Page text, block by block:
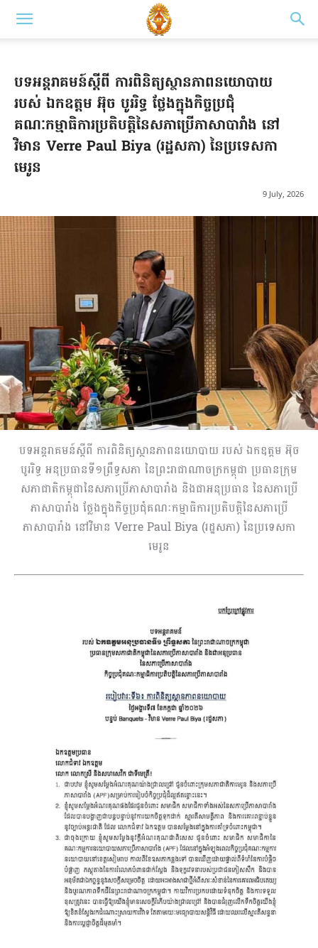
បទអន្តរាគមន៍ស្តីពី ការពិនិត្យស្ថានភាពនយោបាយ
របស់ ឯកឧត្តម អ៊ុច​ បូររិទ្ធ​ ថ្លែងក្នុងកិច្ចប្រជុំ
គណៈកម្មាធិការប្រតិបត្តិនៃសភាប្រើភាសាបារាំង នៅ
វិមាន Verre Paul Biya (រដ្ឋសភា) នៃប្រទេសកា
មេរូន
9 July, 2026
បទអន្តរាគមន៍ស្តីពី ការពិនិត្យស្ថានភាពនយោបាយ របស់ ឯកឧត្តម អ៊ុច​
បូររិទ្ធ​ អនុប្រធានទី១ព្រឹទ្ធសភា នៃព្រះរាជាណាចក្រកម្ពុជា ប្រធានក្រុម
សភាជាតិកម្ពុជានៃសភាប្រើភាសាបារាំង និងជាអនុប្រធាន នៃសភាប្រើ
ភាសាបារាំង ថ្លែងក្នុងកិច្ចប្រជុំគណៈកម្មាធិការប្រតិបត្តិនៃសភាប្រើ
ភាសាបារាំង នៅវិមាន Verre Paul Biya (រដ្ឋសភា) នៃប្រទេសកា
មេរូន